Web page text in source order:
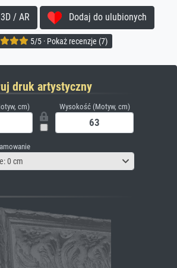
/ AR Dodaj do ulubionych
5/5 · Pokaż recenzje (7)
druk artystyczny
cm) Wysokość (Motyw, cm)
0 cm